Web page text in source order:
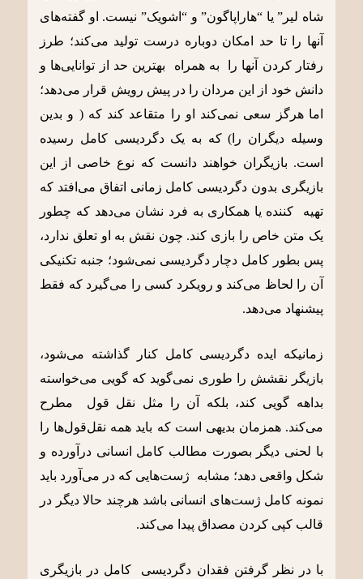
شاه لیر” یا “هاراپاگون” و “اشویک” نیست. او گفته‌های
آنها را تا حد امکان دوباره درست تولید می‌کند؛ طرز
رفتار کردن آنها را به همراه بهترین حد از توانایی‌ها و
دانش خود از این مردان را در پیش رویش قرار می‌دهد؛
اما هرگز سعی نمی‌کند او را متقاعد کند که ( و بدین
وسیله دیگران را) که به یک دگردیسی کامل رسیده
است. بازیگران خواهند دانست که نوع خاصی از این
بازیگری بدون دگردیسی کامل زمانی اتفاق می‌افتد که
تهیه کننده یا همکاری به فرد نشان می‌دهد که چطور
یک متن خاص را بازی کند. چون نقش به او تعلق ندارد،
پس بطور کامل دچار دگردیسی نمی‌شود؛ جنبه تکنیکی
آن را لحاظ می‌کند و رویکرد کسی را می‌گیرد که فقط
پیشنهاد می‌دهد.
زمانیکه ایده دگردیسی کامل کنار گذاشته می‌شود،
بازیگر نقشش را طوری نمی‌گوید که گویی می‌خواسته
بداهه گویی کند، بلکه آن را مثل نقل قول مطرح
می‌کند. همزمان بدیهی است که باید همه نقل‌قول‌ها را
با لحنی دیگر بصورت مطالب کامل انسانی درآورده و
شکل واقعی دهد؛ مشابه ژست‌هایی که در می‌آورد باید
نمونه کامل ژست‌های انسانی باشد هرچند حالا دیگر در
قالب کپی کردن مصداق پیدا می‌کند.
با در نظر گرفتن فقدان دگردیسی کامل در بازیگری